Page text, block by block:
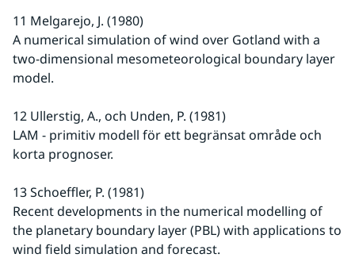
11 Melgarejo, J. (1980)
A numerical simulation of wind over Gotland with a
two-dimensional mesometeorological boundary layer
model.
12 Ullerstig, A., och Unden, P. (1981)
LAM - primitiv modell för ett begränsat område och
korta prognoser.
13 Schoeffler, P. (1981)
Recent developments in the numerical modelling of
the planetary boundary layer (PBL) with applications to
wind field simulation and forecast.